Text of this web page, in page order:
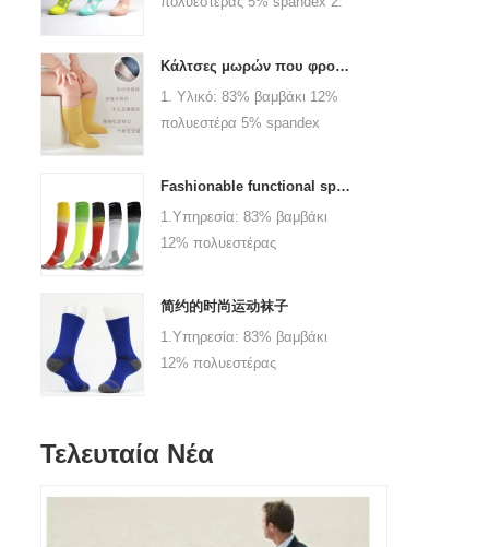
ζεύγη / χρώμα 5.Logo:
εταιρείας ή λογότυπου σας
προσαρμόζεται 4.MOQ: 1000
ζεύγη / χρώμα 5.Λογότυπο:
το σήμα του λογότυπου σας
Κάλτσες μωρών που φροντίζουν την ανάπτυξη του μωρού σας, καλώς ήλθατε στο εργοστάσιο για χονδρική πώληση και αγορά
1. Υλικό: 83% βαμβάκι 12%
πολυεστέρα 5% spandex
μήνες, 6-12 μήνες, 1-3 χρόνια
μωρό ή ως προσαρμοσμένο
5.Logo: Προσαρμογή της
εταιρείας ή του λογότυπου της
μάρκας σας
Fashionable functional sports socks and exquisite personalized pressure socks
1.Υπηρεσία: 83% βαμβάκι
12% πολυεστέρας
μαύρο, κόκκινο, λευκό ή
ενηλίκων ή ως ένα
προσαρμοσμένο4.MOQ: 1000
Προσαρμοσμένη της εταιρείας
简约的时尚运动袜子
1.Υπηρεσία: 83% βαμβάκι
12% πολυεστέρας
προσαρμοσμένη3.size:
ενηλίκων ή ως ένα
προσαρμοσμένο4.MOQ: 1000
Τελευταία Νέα